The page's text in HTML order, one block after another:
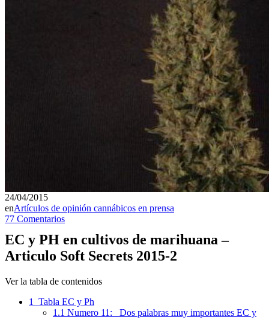
24/04/2015
enArtículos de opinión cannábicos en prensa
77 Comentarios
EC y PH en cultivos de marihuana –
Articulo Soft Secrets 2015-2
Ver la tabla de contenidos
1
Tabla EC y Ph
1.1 Numero 11: Dos palabras muy importantes EC y